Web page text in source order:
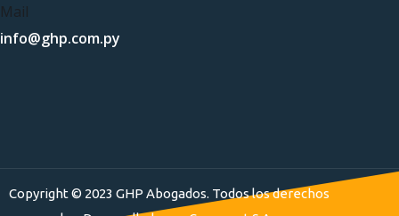
Mail
info@ghp.com.py
Copyright © 2023 GHP Abogados. Todos los derechos